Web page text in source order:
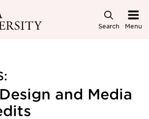
Search Menu
and Media